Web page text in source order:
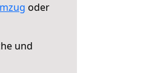
oder
und